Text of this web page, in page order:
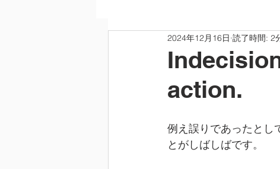
英作文書き方(文法) 要約・e-メー
action.
2024年12月16日 読了時間: 2
例え誤りであったとし
とがしばしばです。